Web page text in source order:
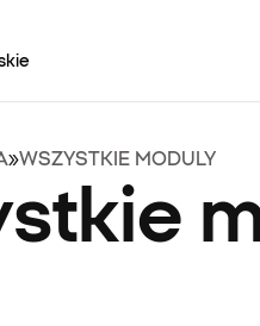
»WSZYSTKIE MODULY